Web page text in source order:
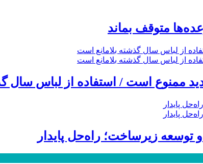
متوقف بماند
ممنوع است / استفاده از لباس سال
زیرساخت؛ راه‌حل پایدار